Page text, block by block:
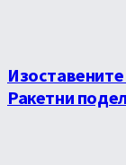
Ракетни